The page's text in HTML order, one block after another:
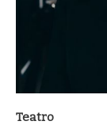
Teatro